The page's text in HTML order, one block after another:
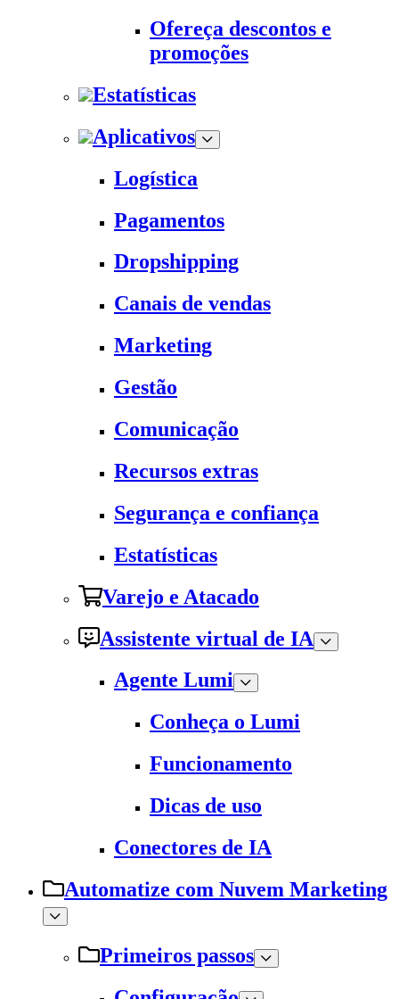
Ofereça descontos e
promoções
Estatísticas
Aplicativos
Logística
Pagamentos
Dropshipping
Canais de vendas
Marketing
Gestão
Comunicação
Recursos extras
Segurança e confiança
Estatísticas
Varejo e Atacado
Assistente virtual de IA
Agente Lumi
Conheça o Lumi
Funcionamento
Dicas de uso
Conectores de IA
Automatize com Nuvem Marketing
Primeiros passos